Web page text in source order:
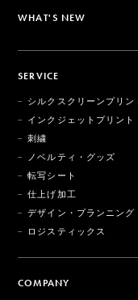
WHAT'S NEW
SERVICE
シルクスクリーンプリン
インクジェットプリント
刺繍
ノベルティ・グッズ
転写シート
仕上げ加工
デザイン・プランニング
ロジスティックス
COMPANY